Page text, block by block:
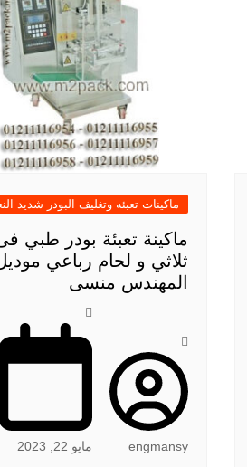
ماكينات تعبئه وتغليف البودر شديد
ماكينة تعبئة بودر طبي
المهندس منسى
engmansy مايو 22, 2023